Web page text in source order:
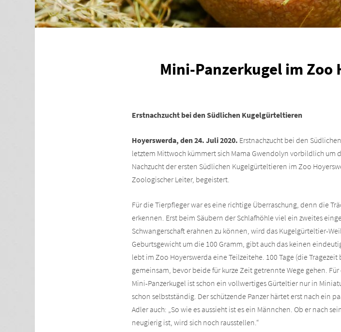
Mini-Panzerkugel im Zoo
Erstnachzucht bei den Südlichen Kugelgürteltieren
Hoyerswerda, den 24. Juli 2020. Erstnachzucht bei den
letztem Mittwoch kümmert sich Mama Gwendolyn vorbildlich um
Nachzucht der ersten Südlichen Kugelgürteltieren im Zoo
Zoologischer Leiter, begeistert.
Für die Tierpfleger war es eine richtige Überraschung, denn die
erkennen. Erst beim Säubern der Schlafhöhle viel ein zweites
Schwangerschaft erahnen zu können, wird das Kugelgürteltier-
Geburtsgewicht um die 100 Gramm, gibt auch das keinen
lebt im Zoo Hoyerswerda eine Teilzeitehe. 100 Tage (die
gemeinsam, bevor beide für kurze Zeit getrennte Wege gehen.
Mini-Panzerkugel ist schon ein vollwertiges Gürteltier nur in
schon selbstständig. Der schützende Panzer härtet erst nach ein
Adler auch: „So wie es aussieht ist es ein Männchen. Ob er nach
neugierig ist, wird sich noch rausstellen.“